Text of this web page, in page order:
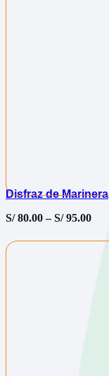
Disfraz de Marinera
S/80.00–S/95.00